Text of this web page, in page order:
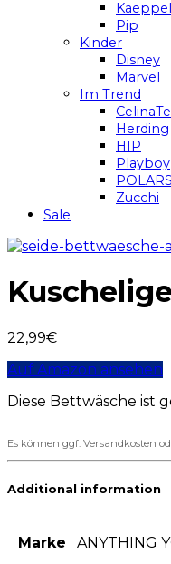
Kaeppel
Pip
Kinder
Disney
Marvel
Im Trend
Herding
HIP
Playboy
Zucchi
Sale
22,99€
Auf Amazon ansehen
Diese Bettwäsche ist
Es können ggf. Versandkosten
Additional information
Marke ANYTHING